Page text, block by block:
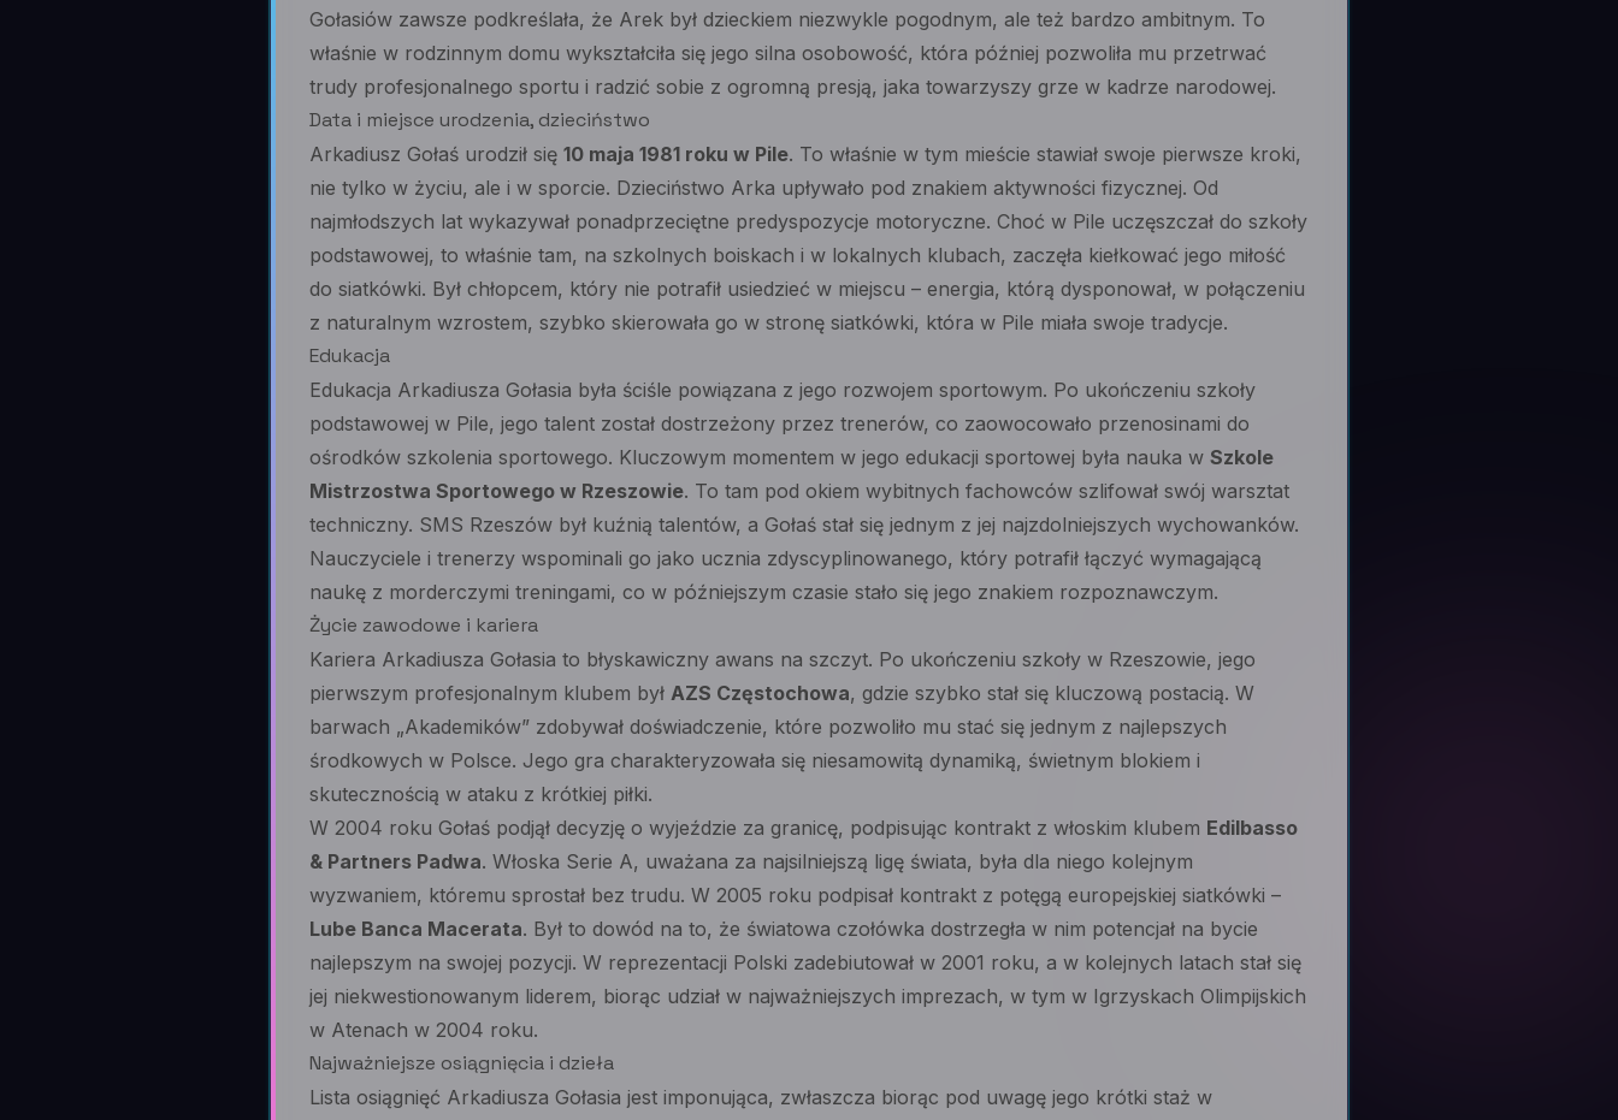
Gołasiów zawsze podkreślała, że Arek był dzieckiem niezwykle pogodnym, ale też bardzo ambitnym. To
właśnie w rodzinnym domu wykształciła się jego silna osobowość, która później pozwoliła mu przetrwać
trudy profesjonalnego sportu i radzić sobie z ogromną presją, jaka towarzyszy grze w kadrze narodowej.
Data i miejsce urodzenia, dzieciństwo
Arkadiusz Gołaś urodził się 10 maja 1981 roku w Pile. To właśnie w tym mieście stawiał swoje pierwsze kroki,
nie tylko w życiu, ale i w sporcie. Dzieciństwo Arka upływało pod znakiem aktywności fizycznej. Od
najmłodszych lat wykazywał ponadprzeciętne predyspozycje motoryczne. Choć w Pile uczęszczał do szkoły
podstawowej, to właśnie tam, na szkolnych boiskach i w lokalnych klubach, zaczęła kiełkować jego miłość
do siatkówki. Był chłopcem, który nie potrafił usiedzieć w miejscu – energia, którą dysponował, w połączeniu
z naturalnym wzrostem, szybko skierowała go w stronę siatkówki, która w Pile miała swoje tradycje.
Edukacja
Edukacja Arkadiusza Gołasia była ściśle powiązana z jego rozwojem sportowym. Po ukończeniu szkoły
podstawowej w Pile, jego talent został dostrzeżony przez trenerów, co zaowocowało przenosinami do
ośrodków szkolenia sportowego. Kluczowym momentem w jego edukacji sportowej była nauka w Szkole
Mistrzostwa Sportowego w Rzeszowie. To tam pod okiem wybitnych fachowców szlifował swój warsztat
techniczny. SMS Rzeszów był kuźnią talentów, a Gołaś stał się jednym z jej najzdolniejszych wychowanków.
Nauczyciele i trenerzy wspominali go jako ucznia zdyscyplinowanego, który potrafił łączyć wymagającą
naukę z morderczymi treningami, co w późniejszym czasie stało się jego znakiem rozpoznawczym.
Życie zawodowe i kariera
Kariera Arkadiusza Gołasia to błyskawiczny awans na szczyt. Po ukończeniu szkoły w Rzeszowie, jego
pierwszym profesjonalnym klubem był AZS Częstochowa, gdzie szybko stał się kluczową postacią. W
barwach „Akademików” zdobywał doświadczenie, które pozwoliło mu stać się jednym z najlepszych
środkowych w Polsce. Jego gra charakteryzowała się niesamowitą dynamiką, świetnym blokiem i
skutecznością w ataku z krótkiej piłki.
W 2004 roku Gołaś podjął decyzję o wyjeździe za granicę, podpisując kontrakt z włoskim klubem Edilbasso
& Partners Padwa. Włoska Serie A, uważana za najsilniejszą ligę świata, była dla niego kolejnym
wyzwaniem, któremu sprostał bez trudu. W 2005 roku podpisał kontrakt z potęgą europejskiej siatkówki –
Lube Banca Macerata. Był to dowód na to, że światowa czołówka dostrzegła w nim potencjał na bycie
najlepszym na swojej pozycji. W reprezentacji Polski zadebiutował w 2001 roku, a w kolejnych latach stał się
jej niekwestionowanym liderem, biorąc udział w najważniejszych imprezach, w tym w Igrzyskach Olimpijskich
w Atenach w 2004 roku.
Najważniejsze osiągnięcia i dzieła
Lista osiągnięć Arkadiusza Gołasia jest imponująca, zwłaszcza biorąc pod uwagę jego krótki staż w